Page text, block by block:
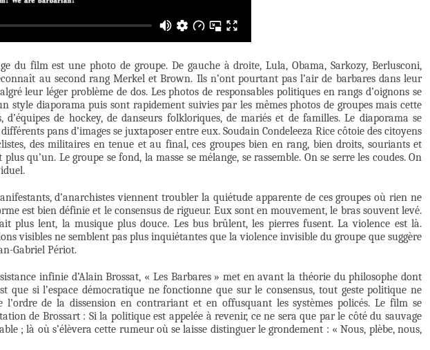
du film est une photo de groupe. De gauche à droite, Lula, Obama, Sarkozy, Berlusconi,
au second rang Merkel et Brown. Ils n’ont pourtant pas l’air de barbares dans leur
leur léger problème de dos. Les photos de responsables politiques en rangs d’oignons se
style diaporama puis sont rapidement suivies par les mêmes photos de groupes mais cette
d’équipes de hockey, de danseurs folkloriques, de mariés et de familles. Le diaporama se
pans d’images se juxtaposer entre eux. Soudain Condeleeza Rice côtoie des citoyens
des militaires en tenue et au final, ces groupes bien en rang, bien droits, souriants et
qu’un. Le groupe se fond, la masse se mélange, se rassemble. On se serre les coudes. On
d’anarchistes viennent troubler la quiétude apparente de ces groupes où rien ne
est bien définie et le consensus de rigueur. Eux sont en mouvement, le bras souvent levé.
plus lent, la musique plus douce. Les bus brûlent, les pierres fusent. La violence est là.
visibles ne semblent pas plus inquiétantes que la violence invisible du groupe que suggère
Gabriel Périot.
infinie d’Alain Brossat, « Les Barbares » met en avant la théorie du philosophe dont
que si l’espace démocratique ne fonctionne que sur le consensus, tout geste politique ne
l’ordre de la dissension en contrariant et en offusquant les systèmes policés. Le film se
de Brossart : Si la politique est appelée à revenir, ce ne sera que par le côté du sauvage
; là où s’élèvera cette rumeur où se laisse distinguer le grondement : « Nous, plèbe, nous,